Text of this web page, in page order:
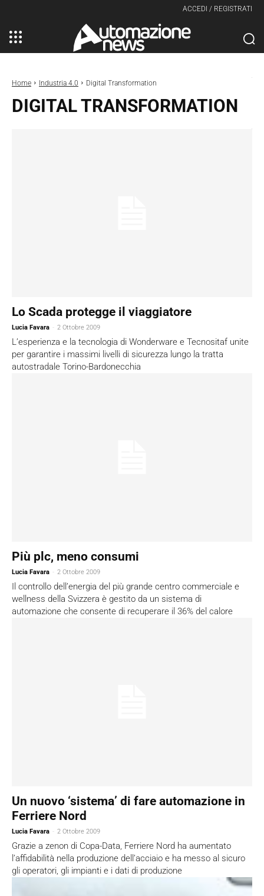
ACCEDI / REGISTRATI
Home Industria 4.0 Digital Transformation
DIGITAL TRANSFORMATION
Lo Scada protegge il viaggiatore
Lucia Favara - 2 Ottobre 2009
L’esperienza e la tecnologia di Wonderware e Tecnositaf unite
per garantire i massimi livelli di sicurezza lungo la tratta
autostradale Torino-Bardonecchia
Più plc, meno consumi
Lucia Favara - 2 Ottobre 2009
Il controllo dell’energia del più grande centro commerciale e
wellness della Svizzera è gestito da un sistema di
automazione che consente di recuperare il 36% del calore
Un nuovo ‘sistema’ di fare automazione in
Ferriere Nord
Lucia Favara - 2 Ottobre 2009
Grazie a zenon di Copa-Data, Ferriere Nord ha aumentato
l’affidabilità nella produzione dell’acciaio e ha messo al sicuro
gli operatori, gli impianti e i dati di produzione